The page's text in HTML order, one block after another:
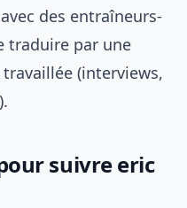
des entraîneurs-
traduire par une
(interviews,
suivre eric